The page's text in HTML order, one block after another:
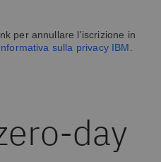
per annullare l'iscrizione in
sulla privacy IBM
day